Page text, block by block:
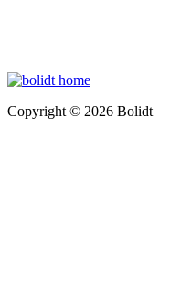
Copyright © 2026 Bolidt